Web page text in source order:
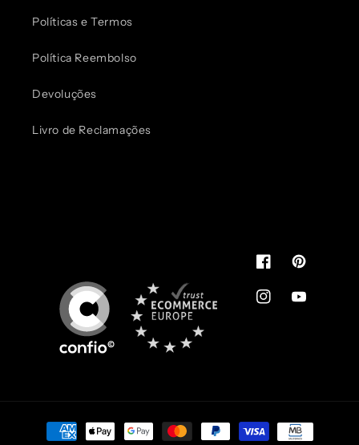
Políticas e Termos
Política Reembolso
Devoluções
Livro de Reclamações
FacebookPinterest
InstagramYouTube
Métodos